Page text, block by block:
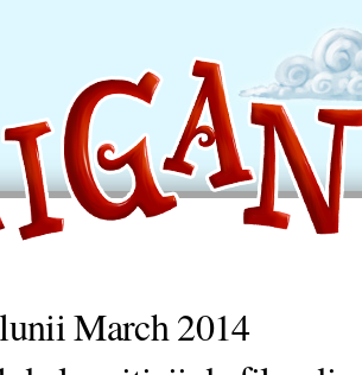
March 2014